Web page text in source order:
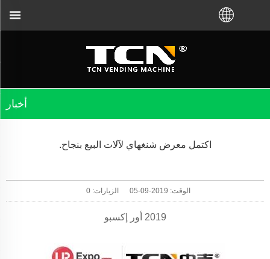
أخبار
اكتمل معرض شنغهاي لآلات البيع بنجاح.
الوقت: 2019-09-05 الزيارات:0
2019 أور إكسبو